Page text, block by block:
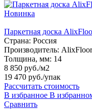
Новинка
Паркетная доска
Страна: Россия
Производитель: AlixFloor
Толщина, мм: 14
8 850 руб./м2
19 470 руб./упак
Рассчитать стоимость
В избранное В
Сравнить